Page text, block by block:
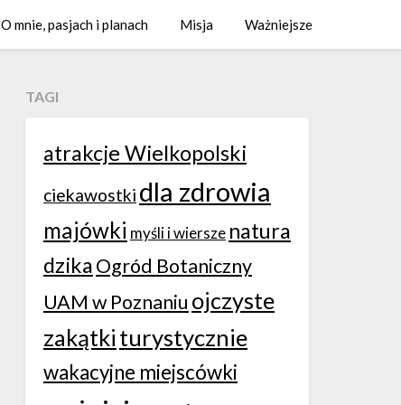
O mnie, pasjach i planach Misja Ważniejsze
TAGI
atrakcje Wielkopolski
ciekawostki dla zdrowia
majówki myśli i wiersze natura
dzikaOgród Botaniczny
UAM w Poznaniu ojczyste
zakątki turystycznie
wakacyjne miejscówki